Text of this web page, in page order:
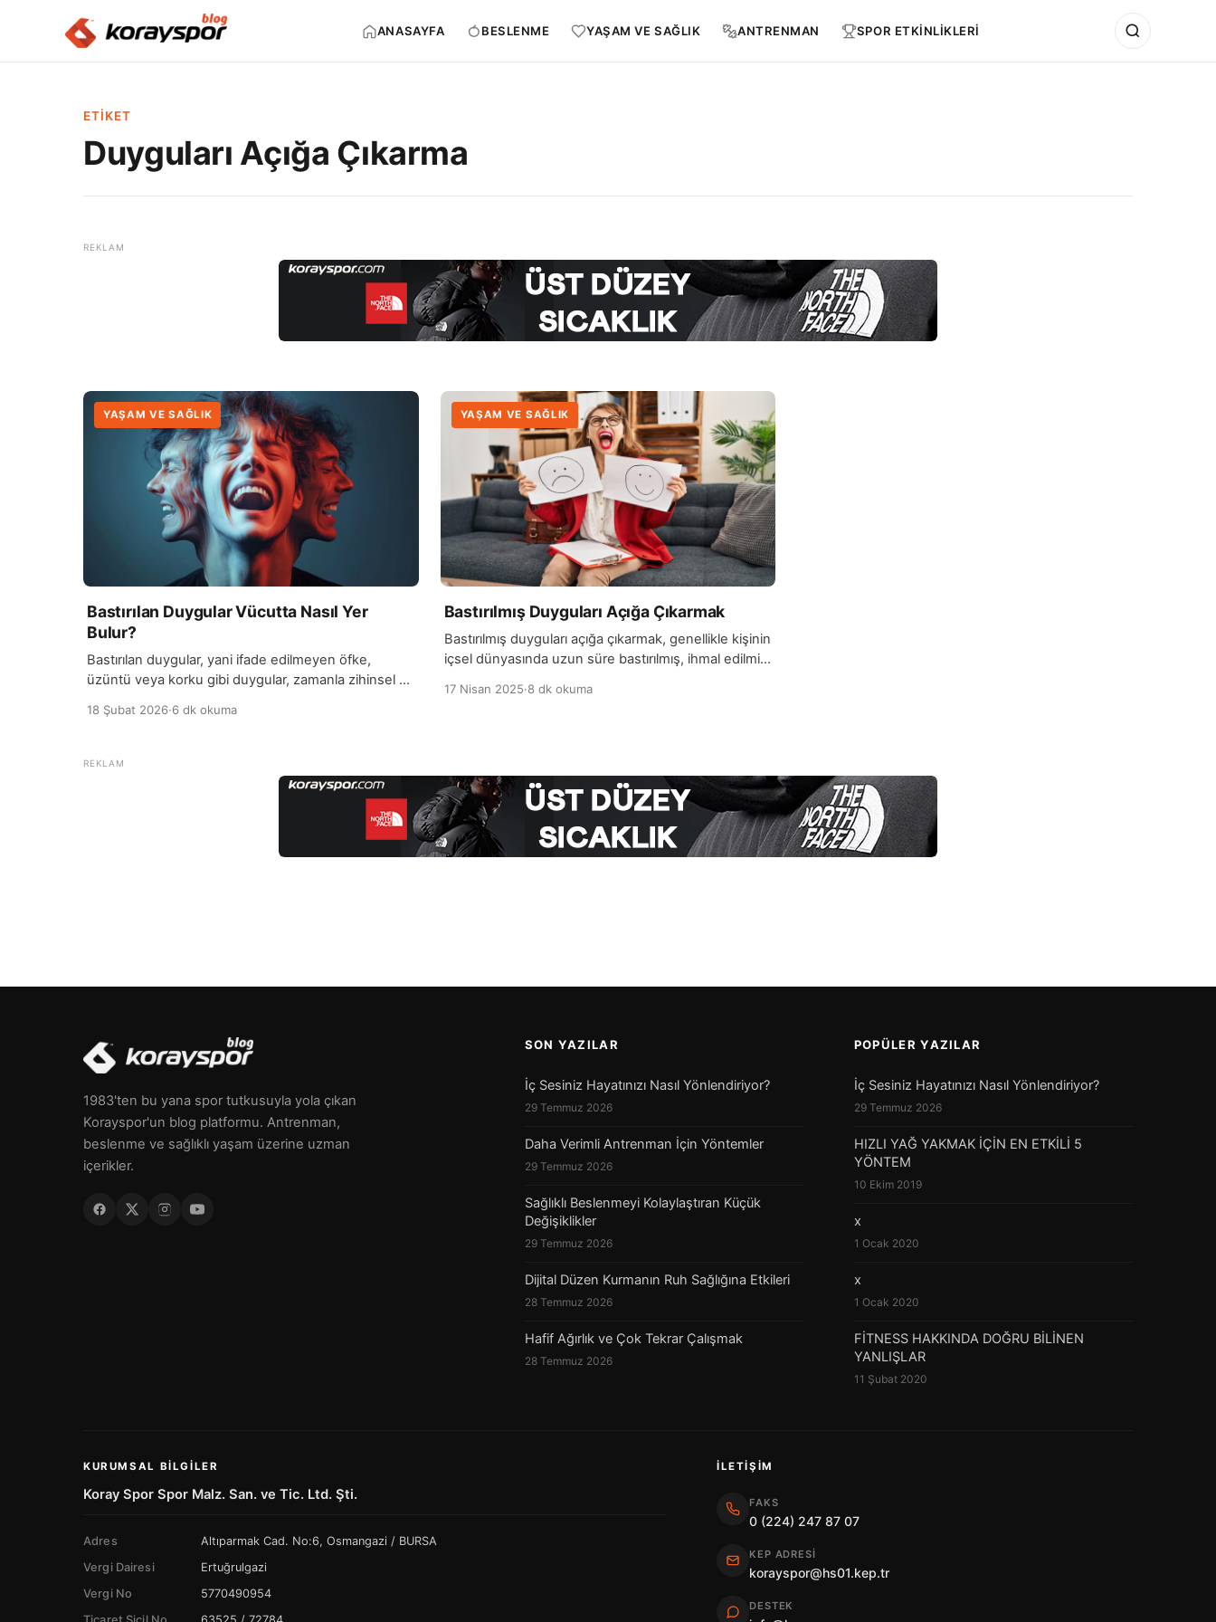
ANASAYFA BESLENME YAŞAM VE SAĞLIK ANTRENMAN SPOR ETKİNLİKLERİ
ETIKET
Duyguları Açığa Çıkarma
YAŞAM VE SAĞLIK
Bastırılan Duygular Vücutta Nasıl Yer
Bulur?
Bastırılan duygular, yani ifade edilmeyen öfke,
üzüntü veya korku gibi duygular, zamanla zihinsel ve
duyguları fark etmeden veya bilinçli olarak
kendini gösterebilir. Bu durum çoğu zaman kronik
stres ve gerginlik olarak hissedilir. Bastırılan duygular
genellikle kas gerginliği, baş ağrısı, sırt veya boyun
18 Şubat 2026·6 dk okuma
YAŞAM VE SAĞLIK
Bastırılmış Duyguları Açığa Çıkarmak
Bastırılmış duyguları açığa çıkarmak, genellikle kişinin
içsel dünyasında uzun süre bastırılmış, ihmal edilmiş
sürecidir. Bu duygular, çeşitli yaşam olayları,
vadede ruhsal ve fiziksel sağlığı olumsuz yönde
etkileyebilir. Bastırılmış duyguları […]
17 Nisan 2025·8 dk okuma
1983'ten bu yana spor tutkusuyla yola çıkan
Korayspor'un blog platformu. Antrenman,
beslenme ve sağlıklı yaşam üzerine uzman
içerikler.
SON YAZILAR
İç Sesiniz Hayatınızı Nasıl Yönlendiriyor?
29 Temmuz 2026
Daha Verimli Antrenman İçin Yöntemler
29 Temmuz 2026
Sağlıklı Beslenmeyi Kolaylaştıran Küçük
Değişiklikler
29 Temmuz 2026
Dijital Düzen Kurmanın Ruh Sağlığına Etkileri
28 Temmuz 2026
Hafif Ağırlık ve Çok Tekrar Çalışmak
28 Temmuz 2026
POPÜLER YAZILAR
İç Sesiniz Hayatınızı Nasıl Yönlendiriyor?
29 Temmuz 2026
HIZLI YAĞ YAKMAK İÇİN EN ETKİLİ 5
YÖNTEM
10 Ekim 2019
x
1 Ocak 2020
x
1 Ocak 2020
FİTNESS HAKKINDA DOĞRU BİLİNEN
YANLIŞLAR
11 Şubat 2020
KURUMSAL BILGILER
Koray Spor Spor Malz. San. ve Tic. Ltd. Şti.
Adres
Altıparmak Cad. No:6, Osmangazi / BURSA
Vergi Dairesi
Ertuğrulgazi
Vergi No
5770490954
İLETIŞIM
FAKS
0 (224) 247 87 07
KEP ADRESI
korayspor@hs01.kep.tr
DESTEK